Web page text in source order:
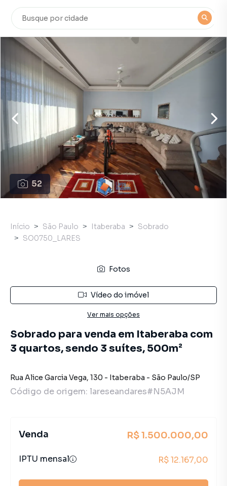
52
Início São Paulo Itaberaba
Sobrado
SO0750_LARES
Fotos
Vídeo do imóvel
Ver mais opções
Sobrado para venda em Itaberaba com
3 quartos, sendo 3 suítes, 500m²
Rua Alice Garcia Vega, 130 - Itaberaba - São Paulo/SP
Código de origem: lareseandares#N5AJM
Venda R$ 1.500.000,00
IPTU mensal R$ 12.167,00